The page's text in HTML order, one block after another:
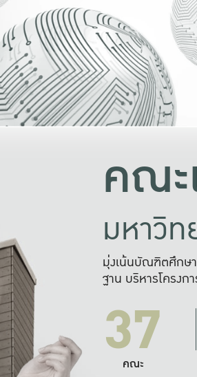
ร่วมมือกับ
คณ
มหาวิ
มุ่งเน้นบัณฑิตศึกษ
ฐาน บริหารโครง
37
คณะ